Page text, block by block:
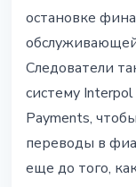
остановке
Следователи
систему
Payments,
переводы в
еще до того,